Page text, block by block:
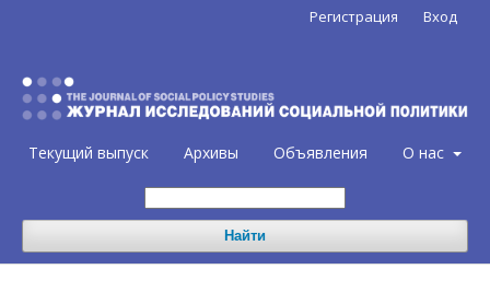
Текущий выпуск Архивы Объявления О нас
Найти
Регистрация Вход